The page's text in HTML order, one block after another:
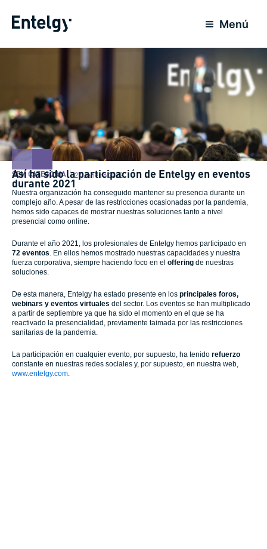
para
conteúdo
Menú
SEM CATEGORIA 27 Janeiro 2022
Así ha sido la participación de Entelgy en eventos
durante 2021
Nuestra organización ha conseguido mantener su presencia durante un
complejo año. A pesar de las restricciones ocasionadas por la pandemia,
hemos sido capaces de mostrar nuestras soluciones tanto a nivel
presencial como online.
Durante el año 2021, los profesionales de Entelgy hemos participado en
72 eventos. En ellos hemos mostrado nuestras capacidades y nuestra
fuerza corporativa, siempre haciendo foco en el offering de nuestras
soluciones.
De esta manera, Entelgy ha estado presente en los principales foros,
webinars y eventos virtuales del sector. Los eventos se han multiplicado
a partir de septiembre ya que ha sido el momento en el que se ha
reactivado la presencialidad, previamente taimada por las restricciones
sanitarias de la pandemia.
La participación en cualquier evento, por supuesto, ha tenido refuerzo
constante en nuestras redes sociales y, por supuesto, en nuestra web,
www.entelgy.com.